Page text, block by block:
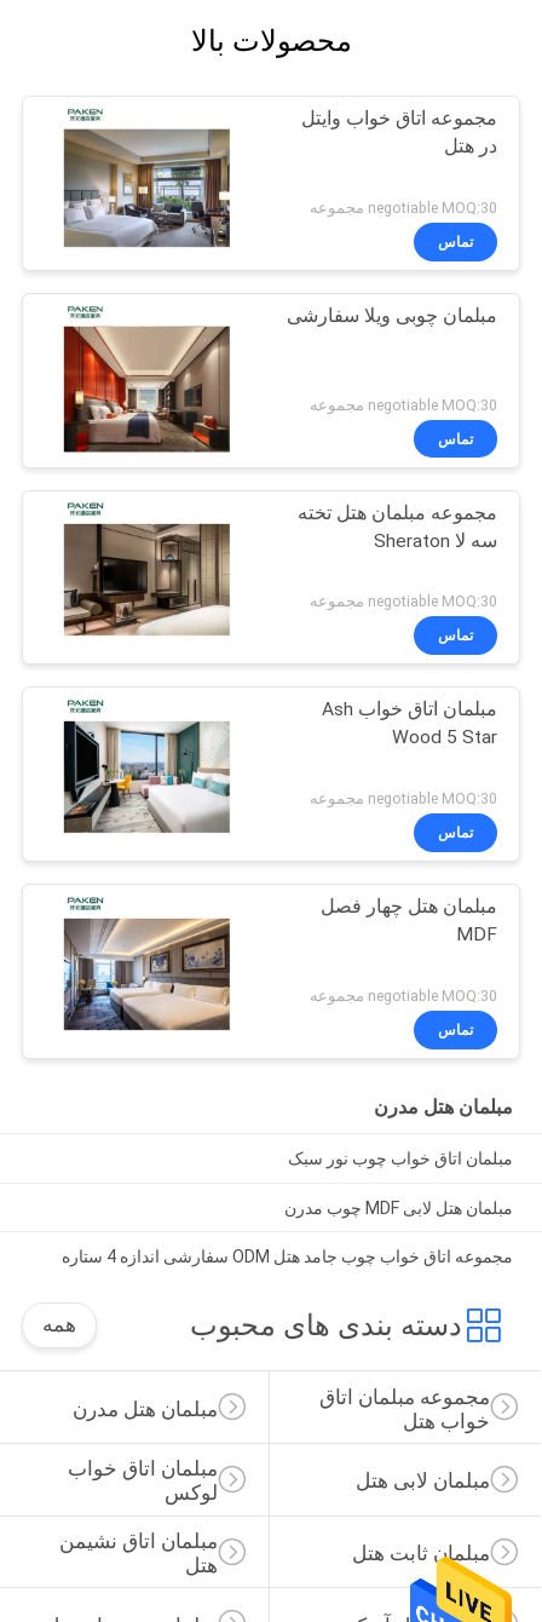
محصولات بالا
مجموعه اتاق خواب وایتل
در هتل
negotiable MOQ:30 مجموعه
تماس
مبلمان چوبی ویلا سفارشی
negotiable MOQ:30 مجموعه
تماس
مجموعه مبلمان هتل تخته
سه لا Sheraton
negotiable MOQ:30 مجموعه
تماس
مبلمان اتاق خواب Ash
Wood 5 Star
negotiable MOQ:30 مجموعه
تماس
مبلمان هتل چهار فصل
MDF
negotiable MOQ:30 مجموعه
تماس
مبلمان هتل مدرن
مبلمان اتاق خواب چوب نور سبک
مبلمان هتل لابی MDF چوب مدرن
مجموعه اتاق خواب چوب جامد هتل ODM سفارشی اندازه 4 ستاره
دسته بندی های محبوب همه
مبلمان هتل مدرن
مجموعه مبلمان اتاق
خواب هتل
مبلمان اتاق خواب
لوکس
مبلمان لابی هتل
مبلمان اتاق نشیمن
هتل
مبلمان ثابت هتل